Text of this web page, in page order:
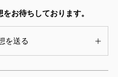
それでもここには書物や言
お待ちしております。
を送る